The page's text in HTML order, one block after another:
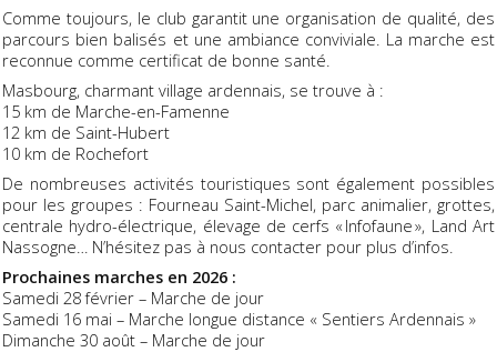
Comme toujours, le club garantit une organisation de qualité, des
parcours bien balisés et une ambiance conviviale. La marche est
reconnue comme certificat de bonne santé.
Masbourg, charmant village ardennais, se trouve à :
15 km de Marche-en-Famenne
12 km de Saint-Hubert
10 km de Rochefort
De nombreuses activités touristiques sont également possibles
pour les groupes : Fourneau Saint-Michel, parc animalier, grottes,
centrale hydro-électrique, élevage de cerfs « Infofaune », Land Art
Nassogne… N’hésitez pas à nous contacter pour plus d’infos.
Prochaines marches en 2026 :
Samedi 28 février – Marche de jour
Samedi 16 mai – Marche longue distance « Sentiers Ardennais »
Dimanche 30 août – Marche de jour